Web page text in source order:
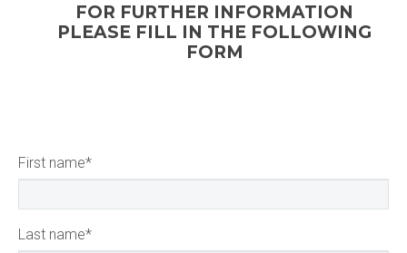
FOR FURTHER INFORMATION
PLEASE FILL IN THE FOLLOWING
FORM
First name*
Last name*